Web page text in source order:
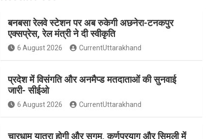
e
b
o
o
t
a
r
t
e
e
t
t
r
u
e
बनबसा रेलवे स्टेशन पर अब रुकेगी अछनेरा-टनकपुर
एक्सप्रेस, रेल मंत्री ने दी स्वीकृति
6 August 2026 CurrentUttarakhand
प्रदेश में विसंगति और अनमैप्ड मतदाताओं की सुनवाई
जारी- सीईओ
6 August 2026 CurrentUttarakhand
चारधाम यात्रा होगी और सुगम, कर्णप्रयाग और सिमली में